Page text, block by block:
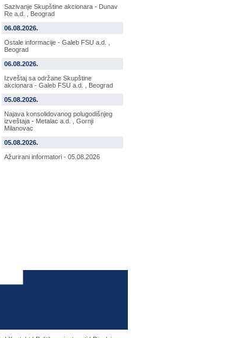
Sazivanje Skupštine akcionara - Dunav
Re a.d. , Beograd
06.08.2026.
Ostale informacije - Galeb FSU a.d. ,
Beograd
06.08.2026.
Izveštaj sa održane Skupštine
akcionara - Galeb FSU a.d. , Beograd
05.08.2026.
Najava konsolidovanog polugodišnjeg
izveštaja - Metalac a.d. , Gornji
Milanovac
05.08.2026.
Ažurirani informatori - 05.08.2026